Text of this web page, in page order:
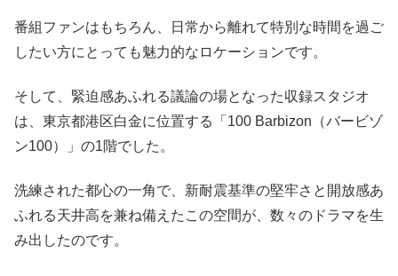
番組ファンはもちろん、日常から離れて特別な時間を過ご
したい方にとっても魅力的なロケーションです。
そして、緊迫感あふれる議論の場となった収録スタジオ
は、東京都港区白金に位置する「100 Barbizon（バービゾ
ン100）」の1階でした。
洗練された都心の一角で、新耐震基準の堅牢さと開放感あ
ふれる天井高を兼ね備えたこの空間が、数々のドラマを生
み出したのです。